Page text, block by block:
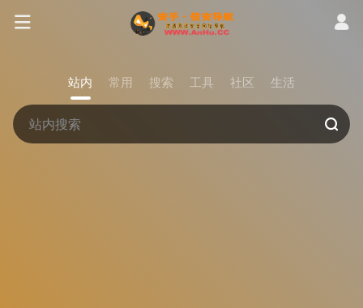
站内 常用 搜索 工具 社区 生活